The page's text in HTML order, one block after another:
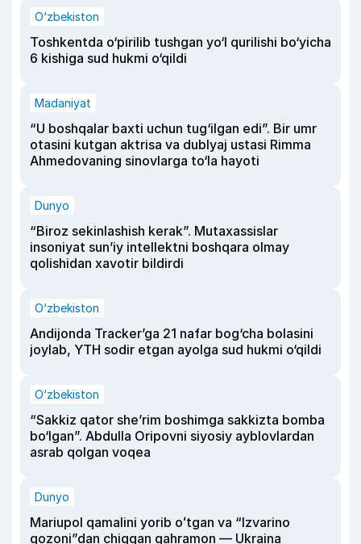
O‘zbekiston
Toshkentda o‘pirilib tushgan yo‘l qurilishi bo‘yicha
6 kishiga sud hukmi o‘qildi
Madaniyat
“U boshqalar baxti uchun tug‘ilgan edi”. Bir umr
otasini kutgan aktrisa va dublyaj ustasi Rimma
Ahmedovaning sinovlarga to‘la hayoti
Dunyo
“Biroz sekinlashish kerak”. Mutaxassislar
insoniyat sun’iy intellektni boshqara olmay
qolishidan xavotir bildirdi
O‘zbekiston
Andijonda Tracker’ga 21 nafar bog‘cha bolasini
joylab, YTH sodir etgan ayolga sud hukmi o‘qildi
O‘zbekiston
“Sakkiz qator she’rim boshimga sakkizta bomba
bo‘lgan”. Abdulla Oripovni siyosiy ayblovlardan
asrab qolgan voqea
Dunyo
Mariupol qamalini yorib oʻtgan va “Izvarino
qozoni”dan chiqqan qahramon — Ukraina